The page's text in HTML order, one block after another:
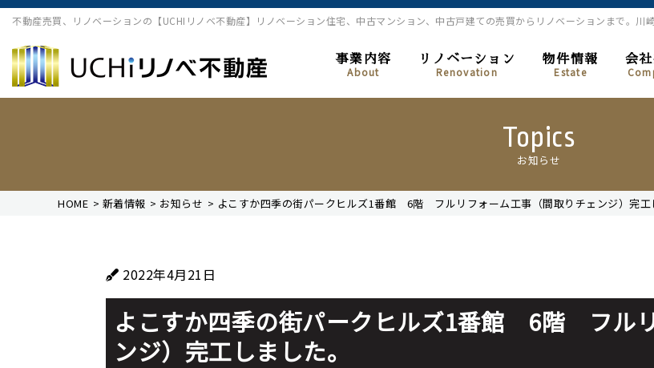
不動産売買、リノベーションの【UCHIリノベ不動産】リノベーション住宅、中古マンション、中古戸建ての売買からリノベーションまで。川
事業内容
About
リノベーション
Renovation
物件情報
Estate
会
Topics
お知らせ
HOME > 新着情報 > お知らせ > よこすか四季の街パークヒルズ1番館 6階 フルリフォーム工事（間取りチェンジ）完工
2022年4月21日
よこすか四季の街パークヒルズ1番館 6階 フル
ンジ）完工しました。